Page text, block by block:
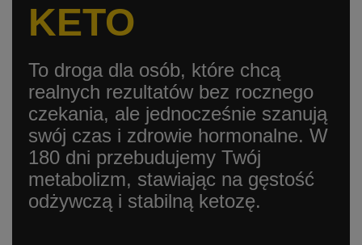
KETO
To droga dla osób, które chcą
realnych rezultatów bez rocznego
czekania, ale jednocześnie szanują
swój czas i zdrowie hormonalne. W
180 dni przebudujemy Twój
metabolizm, stawiając na gęstość
odżywczą i stabilną ketozę.